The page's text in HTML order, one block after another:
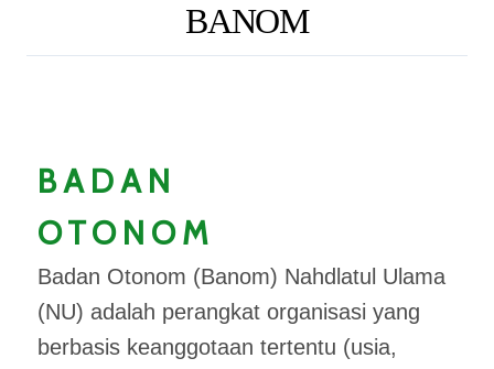
BANOM
BADAN
OTONOM
Badan Otonom (Banom) Nahdlatul Ulama
(NU) adalah perangkat organisasi yang
berbasis keanggotaan tertentu (usia,